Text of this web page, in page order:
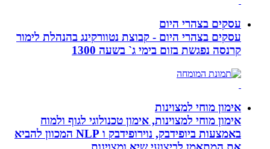
עסקים בצהרי היום
עסקים בצהרי היום - קבוצת נטוורקינג בהנהלת לימור
קרנסה נפגשת בזום בימי ג` בשעה 1300
אימון מוחי למצוינות
אימון מוחי למצוינות, אימון טכנולוגי לגוף ולמוח
באמצעות ביופידבק, נוירופידבק ו NLP המכוון להביא